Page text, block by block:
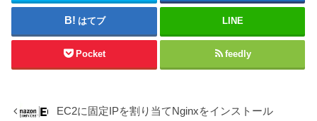
はてブ LINE
Pocket feedly
EC2に固定IPを割り当てNginxをインストール